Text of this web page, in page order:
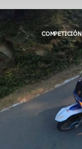
COMPETICIÓN